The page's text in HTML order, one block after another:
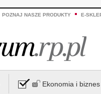
POZNAJ NASZE PRODUKTY E-
Ekonomia i biznes